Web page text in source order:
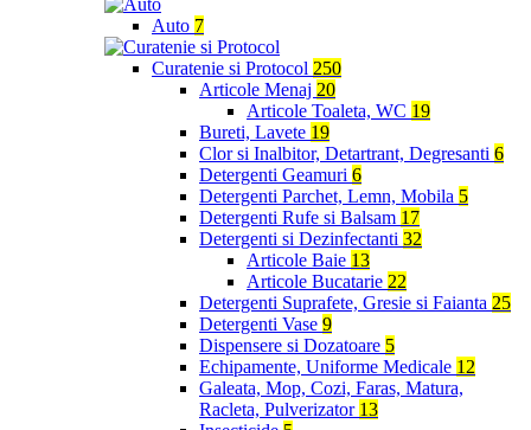
Auto 7
Curatenie si Protocol 250
Articole Menaj 20
Articole Toaleta, WC 19
Bureti, Lavete 19
Clor si Inalbitor, Detartrant, Degresanti 6
Detergenti Geamuri 6
Detergenti Parchet, Lemn, Mobila 5
Detergenti Rufe si Balsam 17
Detergenti si Dezinfectanti 32
Articole Baie 13
Articole Bucatarie 22
Detergenti Suprafete, Gresie si Faianta 25
Detergenti Vase 9
Dispensere si Dozatoare 5
Echipamente, Uniforme Medicale 12
Galeata, Mop, Cozi, Faras, Matura,
Racleta, Pulverizator 13